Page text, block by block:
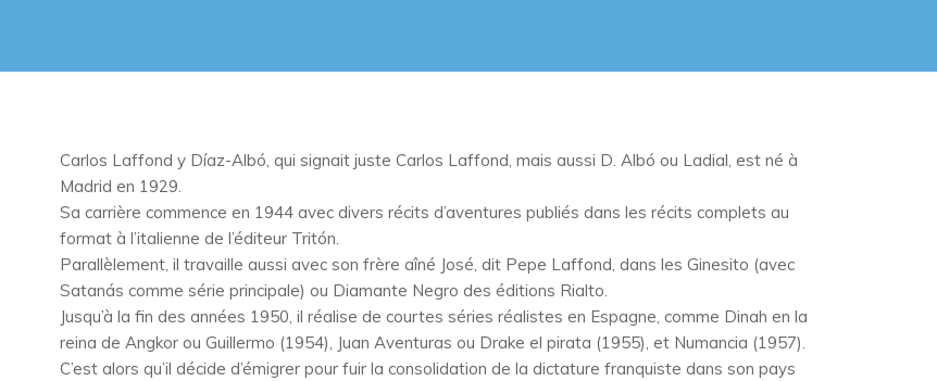
Carlos Laffond y Díaz-Albó, qui signait juste Carlos Laffond, mais aussi D. Albó ou Ladial, est né à
Madrid en 1929.
Sa carrière commence en 1944 avec divers récits d’aventures publiés dans les récits complets au
format à l’italienne de l’éditeur Tritón.
Parallèlement, il travaille aussi avec son frère aîné José, dit Pepe Laffond, dans les Ginesito (avec
Satanás comme série principale) ou Diamante Negro des éditions Rialto.
Jusqu’à la fin des années 1950, il réalise de courtes séries réalistes en Espagne, comme Dinah en la
reina de Angkor ou Guillermo (1954), Juan Aventuras ou Drake el pirata (1955), et Numancia (1957).
C’est alors qu’il décide d’émigrer pour fuir la consolidation de la dictature franquiste dans son pays